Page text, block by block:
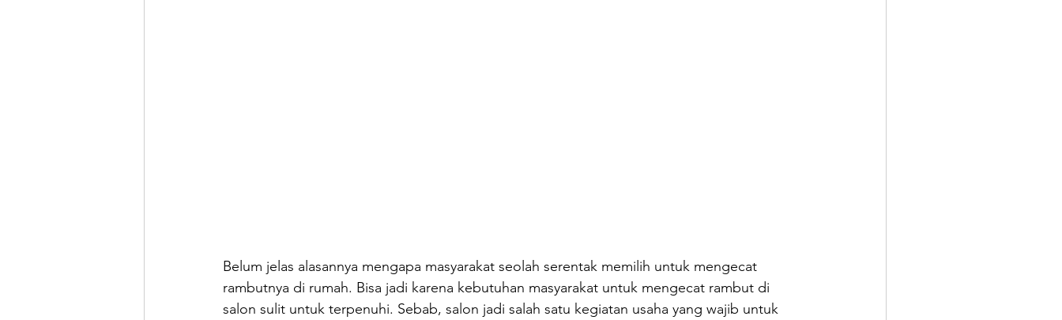
Belum jelas alasannya mengapa masyarakat seolah serentak memilih untuk mengecat
rambutnya di rumah. Bisa jadi karena kebutuhan masyarakat untuk mengecat rambut di
salon sulit untuk terpenuhi. Sebab, salon jadi salah satu kegiatan usaha yang wajib untuk